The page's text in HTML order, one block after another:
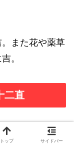
また花や薬草
。
二直
トップ サイドバー